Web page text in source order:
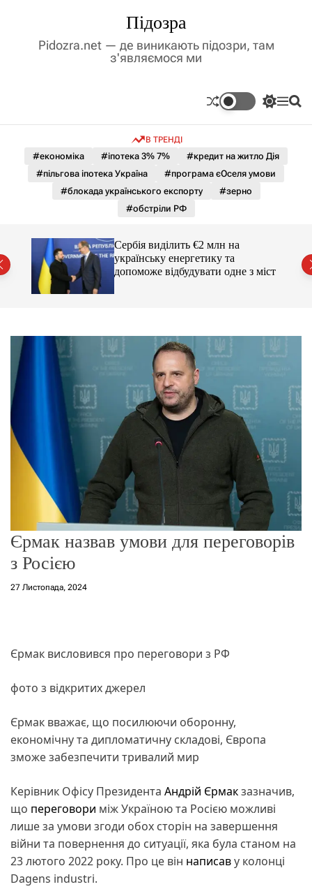
Підозра
Pidozra.net — де виникають підозри, там
з'являємося ми
П
м
к
а
р
м
у
М П
В ТРЕНДІ
#економіка #іпотека 3% 7%
#кредит на житло Дія
#пільгова іпотека Україна
#програма єОселя умови
#блокада українського експорту
#зерно
#обстріли РФ
Сербія виділить €2 млн на
українську енергетику та
допоможе відбудувати одне з міст
Єрмак назвав умови для переговорів
з Росією
27 Листопада, 2024
Єрмак висловився про переговори з РФ
фото з відкритих джерел
Єрмак вважає, що посилюючи оборонну,
економічну та дипломатичну складові, Європа
зможе забезпечити тривалий мир
Керівник Офісу Президента Андрій Єрмакзазначив,
що переговори між Україною та Росією можливі
лише за умови згоди обох сторін на завершення
війни та повернення до ситуації, яка була станом на
23 лютого 2022 року. Про це він написаву колонці
Dagens industri.